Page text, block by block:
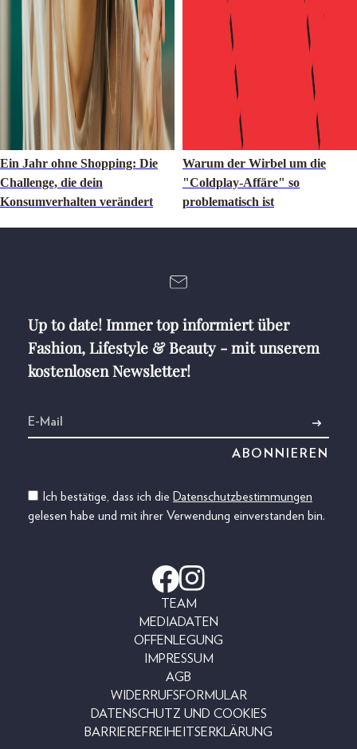
Ein Jahr ohne Shopping: Die
Challenge, die dein
Konsumverhalten verändert
Warum der Wirbel um die
"Coldplay-Affäre" so
problematisch ist
Up to date! Immer top informiert über
Fashion, Lifestyle & Beauty - mit unserem
kostenlosen Newsletter!
Ich bestätige, dass ich die Datenschutzbestimmungen
gelesen habe und mit ihrer Verwendung einverstanden bin.
TEAM
MEDIADATEN
OFFENLEGUNG
IMPRESSUM
AGB
WIDERRUFSFORMULAR
DATENSCHUTZ UND COOKIES
BARRIEREFREIHEITSERKLÄRUNG